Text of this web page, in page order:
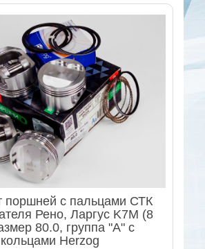
поршней с пальцами СТК
Рено, Ларгус K7M (8
80.0, группа "A" с
кольцами Herzog